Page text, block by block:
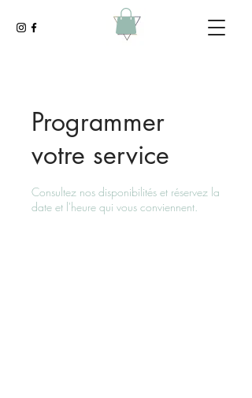
Programmer
votre service
Consultez nos disponibilités et réservez la
date et l'heure qui vous conviennent.